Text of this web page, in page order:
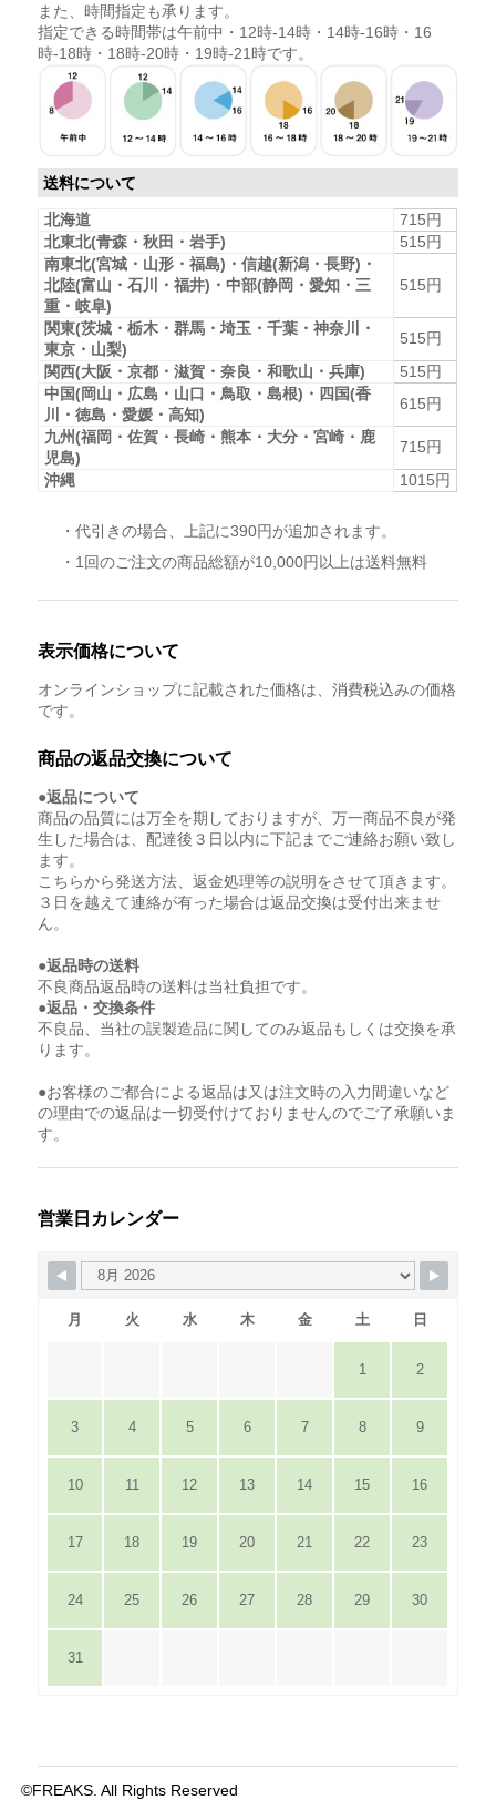
また、時間指定も承ります。
指定できる時間帯は午前中・12時-14時・14時-16時・16
時-18時・18時-20時・19時-21時です。
送料について
北海道
715円
北東北(青森・秋田・岩手)
515円
南東北(宮城・山形・福島)・信越(新潟・長野)・
北陸(富山・石川・福井)・中部(静岡・愛知・三
重・岐阜)
515円
関東(茨城・栃木・群馬・埼玉・千葉・神奈川・
東京・山梨)
515円
関西(大阪・京都・滋賀・奈良・和歌山・兵庫)
515円
中国(岡山・広島・山口・鳥取・島根)・四国(香
川・徳島・愛媛・高知)
615円
九州(福岡・佐賀・長崎・熊本・大分・宮崎・鹿
児島)
715円
沖縄
1015円
・代引きの場合、上記に390円が追加されます。
・1回のご注文の商品総額が10,000円以上は送料無料
表示価格について
オンラインショップに記載された価格は、消費税込みの価格
です。
商品の返品交換について
●返品について
商品の品質には万全を期しておりますが、万一商品不良が発
生した場合は、配達後３日以内に下記までご連絡お願い致し
ます。
こちらから発送方法、返金処理等の説明をさせて頂きます。
３日を越えて連絡が有った場合は返品交換は受付出来ませ
ん。
●返品時の送料
不良商品返品時の送料は当社負担です。
●返品・交換条件
不良品、当社の誤製造品に関してのみ返品もしくは交換を承
ります。
●お客様のご都合による返品は又は注文時の入力間違いなど
の理由での返品は一切受付けておりませんのでご了承願いま
す。
営業日カレンダー
月 火 水 木 金 土 日
1 2
3 4 5 6 7 8 9
10 11 12 13 14 15 16
17 18 19 20 21 22 23
24 25 26 27 28 29 30
31
©FREAKS. All Rights Reserved